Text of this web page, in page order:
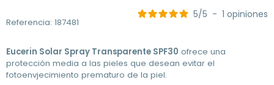
Referencia: 187481
5/5 - 1 opiniones
Eucerin Solar Spray Transparente SPF30 ofrece una
protección media a las pieles que desean evitar el
fotoenvjecimiento prematuro de la piel.